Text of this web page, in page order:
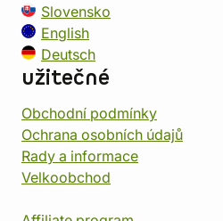
Slovensko
English
Deutsch
užitečné
Obchodní podmínky
Ochrana osobních údajů
Rady a informace
Velkoobchod